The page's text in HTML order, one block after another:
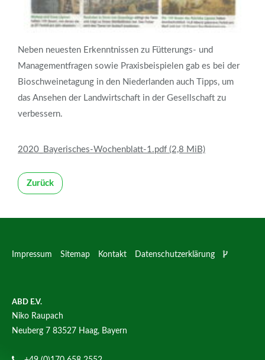
Neben neuesten Erkenntnissen zu Fütterungs- und
Managementfragen sowie Praxisbeispielen gab es bei der
Bioschweinetagung in den Niederlanden auch Tipps, um
das Ansehen der Landwirtschaft in der Gesellschaft zu
verbessern.
2020_Bayerisches-Wochenblatt-1.pdf (2,8 MiB)
Zurück
Impressum Sitemap Kontakt Datenschutzerklärung
ABD E.V.
Niko Raupach
Neuberg 7 83527 Haag, Bayern